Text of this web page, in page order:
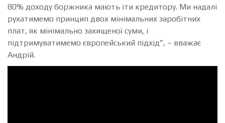
80% доходу боржника мають іти кредитору. Ми надалі
рухатимемо принцип двох мінімальних заробітних
плат, як мінімально захищеної суми, і
підтримуватимемо європейський підхід”, – вважає
Андрій.